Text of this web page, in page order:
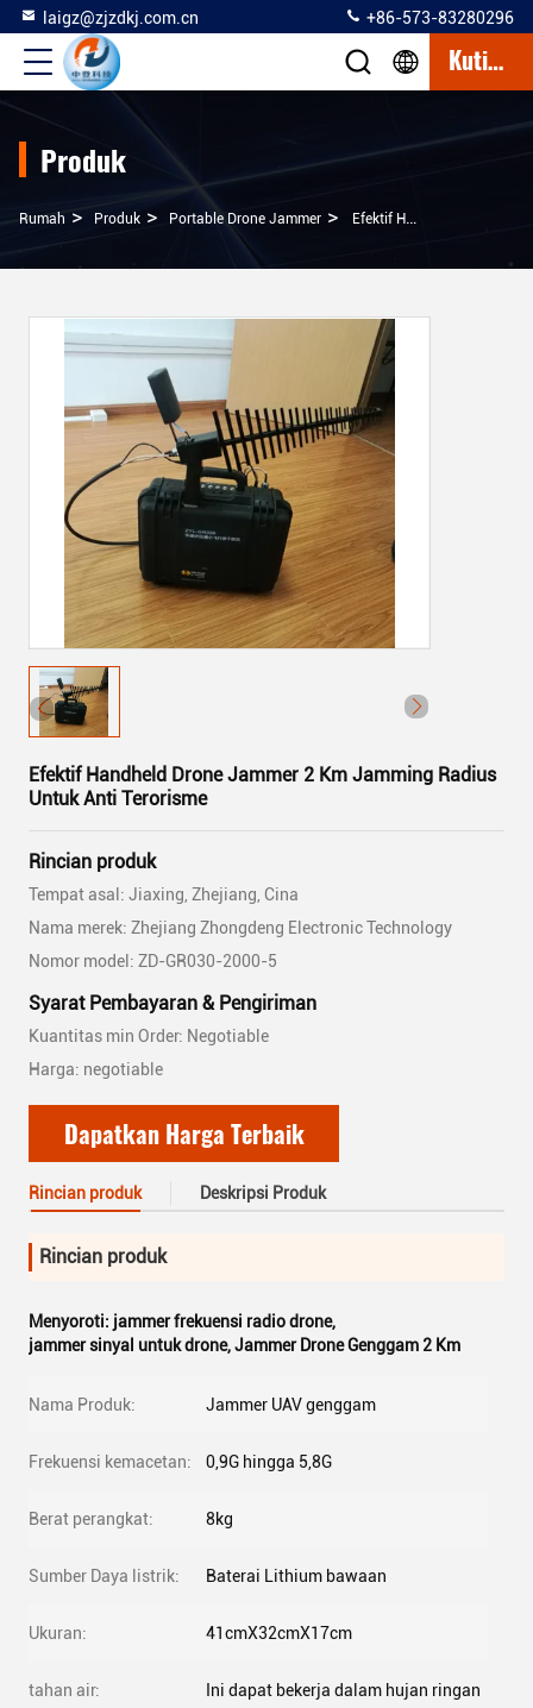
laigz@zjzdkj.com.cn +86-573-83280296
Kutipan
Produk
Rumah > Produk > Portable Drone Jammer > Efektif Handheld Drone Jammer 2 Km Jamming Radius Untuk Anti Terorisme
Efektif Handheld Drone Jammer 2 Km Jamming Radius
Untuk Anti Terorisme
Rincian produk
Tempat asal: Jiaxing, Zhejiang, Cina
Nama merek: Zhejiang Zhongdeng Electronic Technology
Nomor model: ZD-GR030-2000-5
Syarat Pembayaran & Pengiriman
Kuantitas min Order: Negotiable
Harga: negotiable
Dapatkan Harga Terbaik
Rincian produk Deskripsi Produk
Rincian produk
Menyoroti: jammer frekuensi radio drone,
jammer sinyal untuk drone,Jammer Drone Genggam 2 Km
Nama Produk: Jammer UAV genggam
Frekuensi kemacetan: 0,9G hingga 5,8G
Berat perangkat: 8kg
Sumber Daya listrik: Baterai Lithium bawaan
Ukuran: 41cmX32cmX17cm
tahan air: Ini dapat bekerja dalam hujan ringan